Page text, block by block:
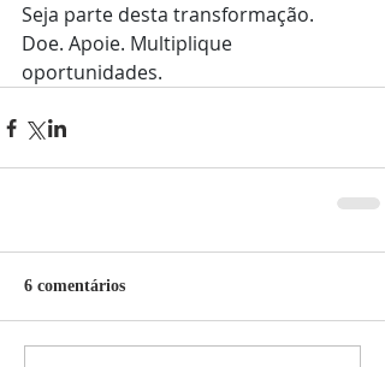
Seja parte desta transformação.
Doe. Apoie. Multiplique
oportunidades.
6 comentários